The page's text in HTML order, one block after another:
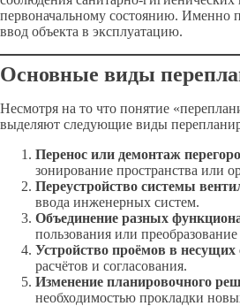
первоначальному состоянию. Именно
ввод объекта в эксплуатацию.
Основные виды
Несмотря на то что понятие
выделяют следующие виды
Перенос или демонтаж
зонирование пространства или
Переустройство системы
ввода инженерных систем.
Объединение разных
пользования или
Устройство проёмов в несущих
расчётов и согласования.
Изменение планировочного
необходимостью прокладки